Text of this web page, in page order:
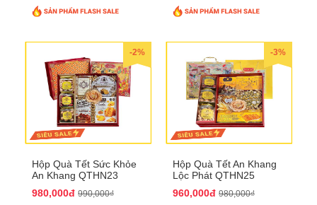
-2%
Hộp Quà Tết Sức Khỏe
An Khang QTHN23
980,000đ 990,000₫
-3%
Hộp Quà Tết An Khang
Lộc Phát QTHN25
960,000đ 980,000₫